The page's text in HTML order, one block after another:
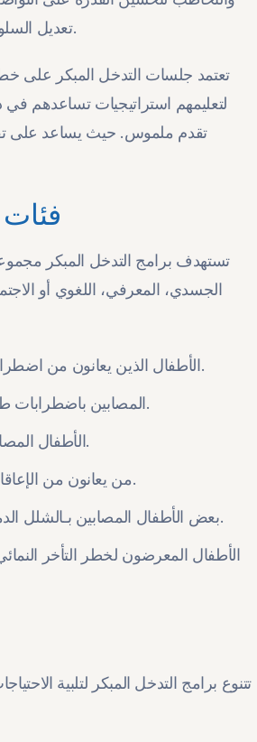
تعديل السلوك التي تستهدف تعزيز التفاعل الاجتماعي والقدرة على التكيف مع البيئة المحيطة.
تعتمد جلسات التدخل المبكر على
لتعليمهم استراتيجيات تساعدهم
تقدم ملموس. حيث يساعد على
تستهدف برامج التدخل المبكر
الجسدي، المعرفي، اللغوي أو
الأطفال الذين يعانون من اضطرابات النمو، مثل التأخر في اكتساب المهارات الحركية أو اللغوية مقارنة بأقرانهم.
المصابين باضطرابات طيف التوحد، حيث تركز البرامج على تحسين التواصل والتفاعل الاجتماعي لديهم.
الأطفال المصابين بـمتلازمة داون، الذين يحتاجون إلى دعم لتنمية المهارات الحياتية والمعرفية.
من يعانون من الإعاقات الحسية، مثل ضعف السمع أو البصر، ويحتاجون إلى برامج تأهيلية متخصصة.
بعض الأطفال المصابين بـالشلل الدماغي، الذين يستفيدون من العلاج الطبيعي والوظيفي لتحسين قدراتهم الحركية.
الأطفال المعرضون لخطر التأخر
تتنوع برامج التدخل المبكر لتلبية